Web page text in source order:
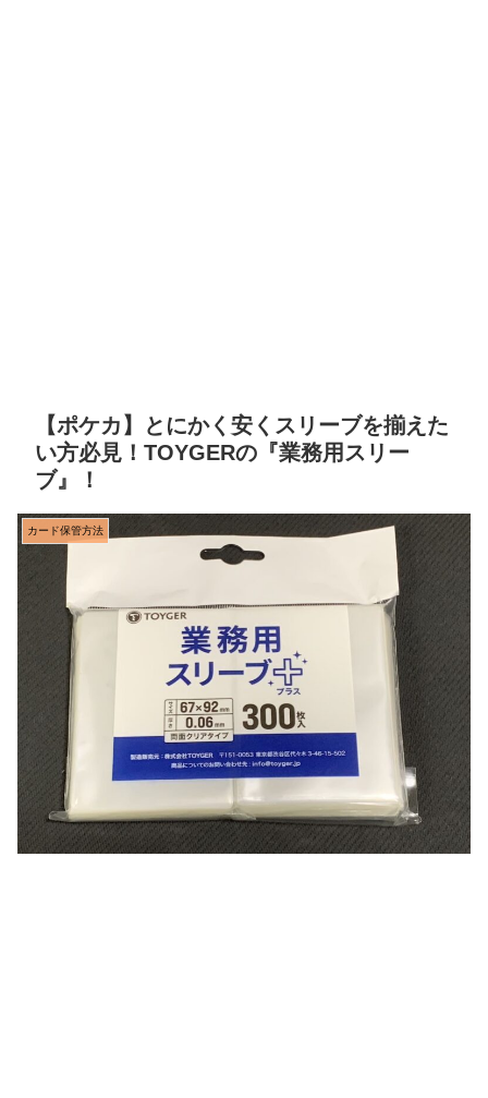
【ポケカ】とにかく安くスリーブを揃えた
い方必見！TOYGERの『業務用スリー
ブ』！
カード保管方法